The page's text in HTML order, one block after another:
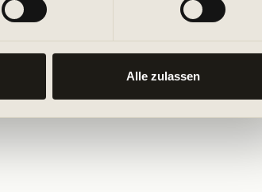
Alle zulassen